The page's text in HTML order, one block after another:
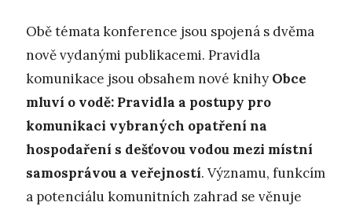
Obě témata konference jsou spojená s dvěma
nově vydanými publikacemi. Pravidla
komunikace jsou obsahem nové knihy Obce
mluví o vodě: Pravidla a postupy pro
komunikaci vybraných opatření na
hospodaření s dešťovou vodou mezi místní
samosprávou a veřejností. Významu, funkcím
a potenciálu komunitních zahrad se věnuje